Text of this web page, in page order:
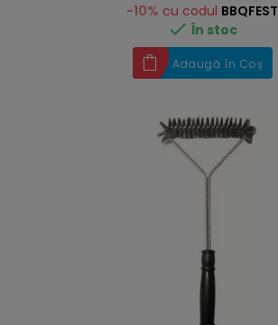
-10% cu codul BBQFEST
 În stoc
Adaugă în Coș